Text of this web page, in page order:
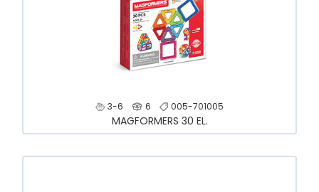
3-6 6 005-701005
MAGFORMERS 30 EL.